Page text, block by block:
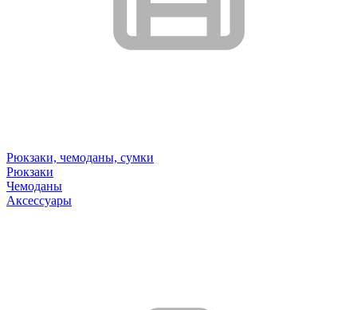
Рюкзаки, чемоданы, сумки
Рюкзаки
Чемоданы
Аксессуары